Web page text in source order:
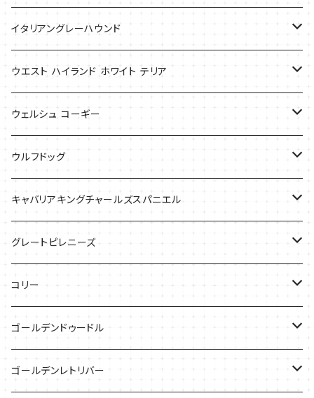
Tシャツ
Tシャツ
バッグ
ケース
イタリアングレーハウンド
ケース
バッグ
Tシャツ
ウエスト ハイランド ホワイト テリア
ケース
バッグ
ウェルシュ コーギー
Tシャツ
バッグ
ケース
ウルフドッグ
Tシャツ
キャバリアキングチャールズスパニエル
バッグ
ケース
Tシャツ
グレートピレニーズ
キャップ
Tシャツ
タオル
コリー
バッグ
ケース
ゴールデンドゥードル
Tシャツ
ゴールデンレトリバー